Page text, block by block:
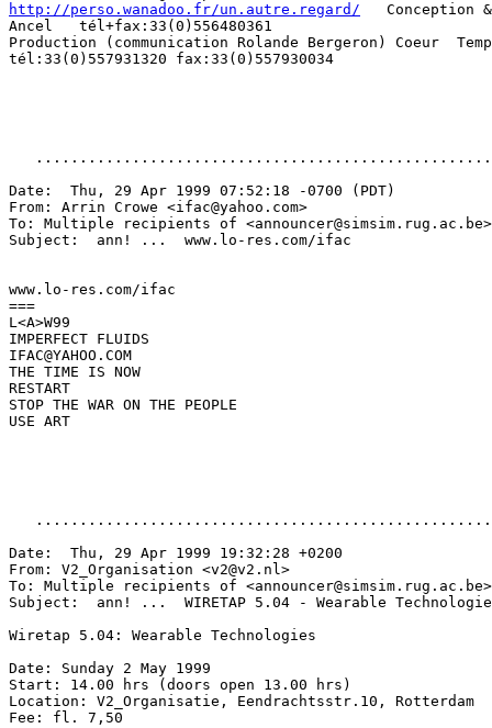
http://perso.wanadoo.fr/un.autre.regard/
Conception
Ancel   tél+fax:33(0)556480361
Production (communication Rolande Bergeron) Coeur
tél:33(0)557931320 fax:33(0)557930034
Date:  Thu, 29 Apr 1999 07:52:18 -0700 (PDT)
From: Arrin Crowe <ifac@yahoo.com>
To: Multiple recipients of <announcer@simsim.rug.ac.be>
Subject:  ann! ...  www.lo-res.com/ifac
www.lo-res.com/ifac
===
L<A>W99
IMPERFECT FLUIDS
IFAC@YAHOO.COM
THE TIME IS NOW
RESTART
STOP THE WAR ON THE PEOPLE
USE ART
Date:  Thu, 29 Apr 1999 19:32:28 +0200
From: V2_Organisation <v2@v2.nl>
To: Multiple recipients of <announcer@simsim.rug.ac.be>
Subject:  ann! ...  WIRETAP 5.04 - Wearable
Wiretap 5.04: Wearable Technologies
Date: Sunday 2 May 1999
Start: 14.00 hrs (doors open 13.00 hrs)
Location: V2_Organisatie, Eendrachtsstr.10, Rotterdam
Fee: fl. 7,50